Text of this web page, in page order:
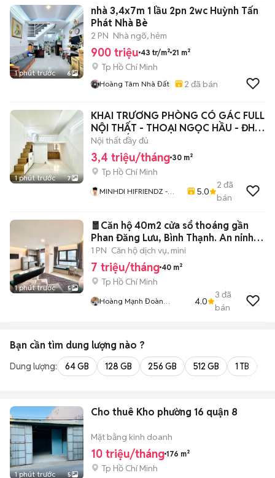
1 phút trước 6
nhà 3,4x7m 1 lầu 2pn 2wc Huỳnh Tấn
Phát Nhà Bè
2 PN Nhà ngõ, hẻm
900 triệu 43 tr/m² 21 m²
Tp Hồ Chí Minh
Hoàng Tâm Nhà Đất 2 đã bán
1 phút trước 7
KHAI TRƯƠNG PHÒNG CÓ GÁC FULL
NỘI THẤT - THOẠI NGỌC HẦU - ĐH
VĂN HIẾN
Nội thất đầy đủ
3,4 triệu/tháng 30 m²
Tp Hồ Chí Minh
MINHDI HIFRIENDZ -
TRỌ CĂN HỘ GIÁ TỐT
KHU VỰC TÂN BÌNH -
TÂN PHÚ - BÌNH TÂN
5.0
2 đã
bán
1 phút trước 5
🧧Căn hộ 40m2 cửa sổ thoáng gần
Phan Đăng Lưu, Bình Thạnh. An ninh
tốt.
1 PN Căn hộ dịch vụ, mini
7 triệu/tháng 40 m²
Tp Hồ Chí Minh
Hoàng Mạnh Đoàn
4.0
3 đã
bán
Bạn cần tìm dung lượng nào ?
Dung lượng: 64 GB 128 GB 256 GB 512 GB 1 TB
1 phút trước 5
Cho thuê Kho phường 16 quận 8
Mặt bằng kinh doanh
10 triệu/tháng 176 m²
Tp Hồ Chí Minh